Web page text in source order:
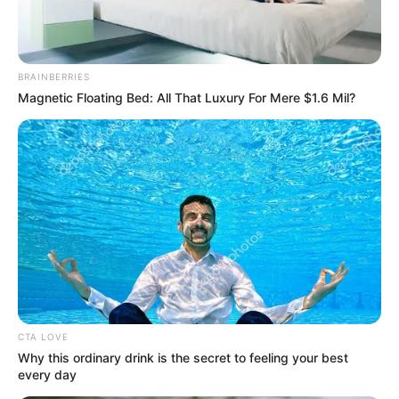
Barranquilla, las críticas contra el portero del combinado
albiceleste no se hicieron esperar. Para la asociación
colombiana de periodistas deportivos, el hecho no pasó
inadvertido y por ello exigieron un castigo ejemplar para
el portero de la Scaloneta.
BRAINBERRIES
Magnetic Floating Bed: All That Luxury For Mere $1.6 Mil?
CTA LOVE
Why this ordinary drink is the secret to feeling your best
every day